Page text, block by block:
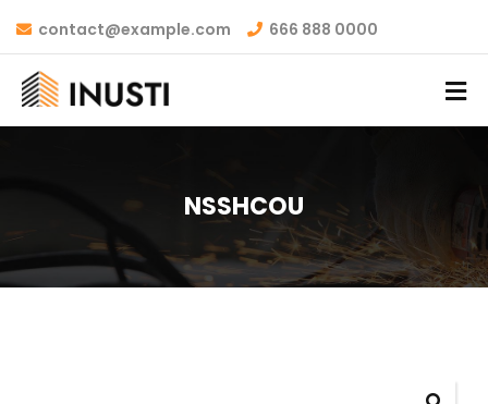
contact@example.com 666 888 0000
NSSHCOU